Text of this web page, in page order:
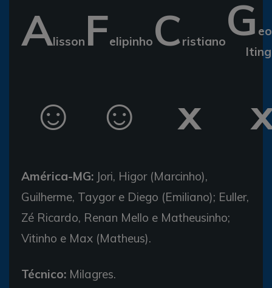
Alisson Felipinho Cristiano G
☺ ☺ x
América-MG: Jori, Higor (Marcinho),
Guilherme, Taygor e Diego (Emiliano); Euller,
Zé Ricardo, Renan Mello e Matheusinho;
Vitinho e Max (Matheus).
Técnico: Milagres.